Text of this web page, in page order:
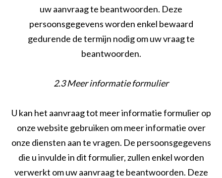
uw aanvraag te beantwoorden. Deze
persoonsgegevens worden enkel bewaard
gedurende de termijn nodig om uw vraag te
beantwoorden.
2.3 Meer informatie formulier
U kan het aanvraag tot meer informatie formulier op
onze website gebruiken om meer informatie over
onze diensten aan te vragen. De persoonsgegevens
die u invulde in dit formulier, zullen enkel worden
verwerkt om uw aanvraag te beantwoorden. Deze